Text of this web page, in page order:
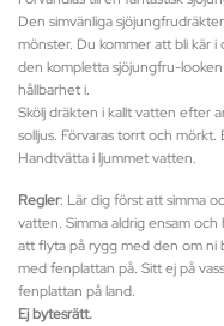
Den simvänliga
mönster. Du kommer att bli kär
den kompletta sjöjungfru-
hållbarhet i.
Skölj dräkten i kallt vatten efter
solljus. Förvaras torrt och
Handtvätta i ljummet vatten.
Regler: Lär dig först att simma
vatten. Simma aldrig ensam
att flyta på rygg med den om ni
med fenplattan på. Sitt ej på
fenplattan på land.
Ej bytesrätt.